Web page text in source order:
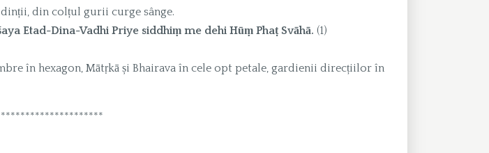
din colțul gurii curge sânge.
Etad-Dina-Vadhi Priye siddhiṃ me dehi Hūṃ Phaṭ Svāhā. (1)
în hexagon, Mātṛkā și Bhairava în cele opt petale, gardienii direcțiilor în